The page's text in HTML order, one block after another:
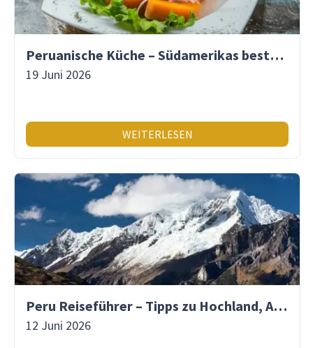
Peruanische Küche – Südamerikas beste Gastronomie
19 Juni 2026
WEITERLESEN
Peru Reiseführer – Tipps zu Hochland, Amazonas & Inka-Erbe
12 Juni 2026